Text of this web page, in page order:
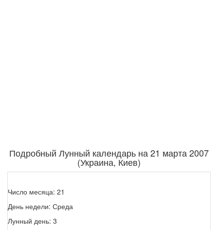
Подробный Лунный календарь на 21 марта 2007
(Украина, Киев)
Число месяца: 21
День недели: Среда
Лунный день: 3